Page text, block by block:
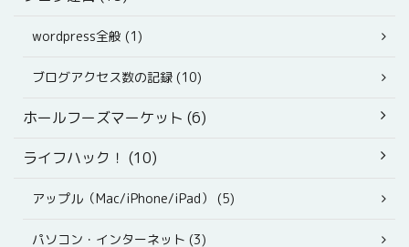
wordpress全般 (1)
ブログアクセス数の記録 (10)
ホールフーズマーケット (6)
ライフハック！ (10)
アップル（Mac/iPhone/iPad） (5)
パソコン・インターネット (3)